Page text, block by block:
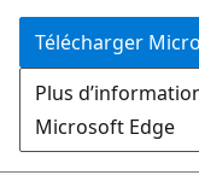
Télécharger
Plus
Microsoft Edge